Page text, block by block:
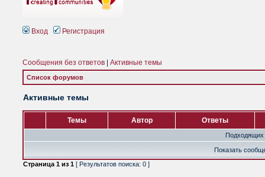
Вход Регистрация
Сообщения без ответов Активные темы
Список форумов
Активные темы
Темы Автор Ответы
Подходящих
Показать
Страница 1 из 1 [ Результатов поиска: 0 ]